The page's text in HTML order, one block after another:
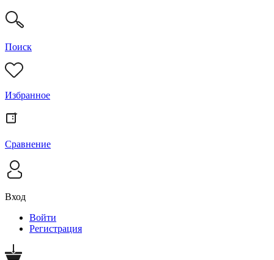
Поиск
Избранное
Сравнение
Вход
Войти
Регистрация